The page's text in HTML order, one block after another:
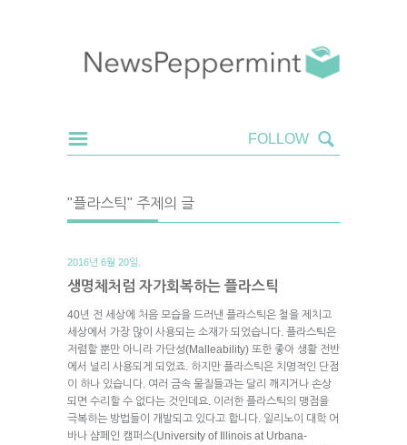
"플라스틱" 주제의 글
2016년 6월 20일.
생명체처럼 자가회복하는 플라스틱
40년 전 세상에 처음 모습을 드러낸 플라스틱은 철을 제치고
세상에서 가장 많이 사용되는 소재가 되었습니다. 플라스틱은
저렴할 뿐만 아니라 가단성(Malleability) 또한 좋아 생활 전반
에서 널리 사용되게 되었죠. 하지만 플라스틱은 치명적인 단점
이 하나 있습니다. 여러 금속 물질들과는 달리 깨지거나 손상
되면 수리할 수 없다는 것인데요. 이러한 플라스틱의 맹점을
극복하는 방법들이 개발되고 있다고 합니다. 일리노이 대학 어
바나 샴페인 캠퍼스(University of Illinois at Urbana-